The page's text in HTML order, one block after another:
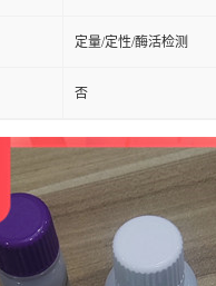
定量/定性/酶活检测
否